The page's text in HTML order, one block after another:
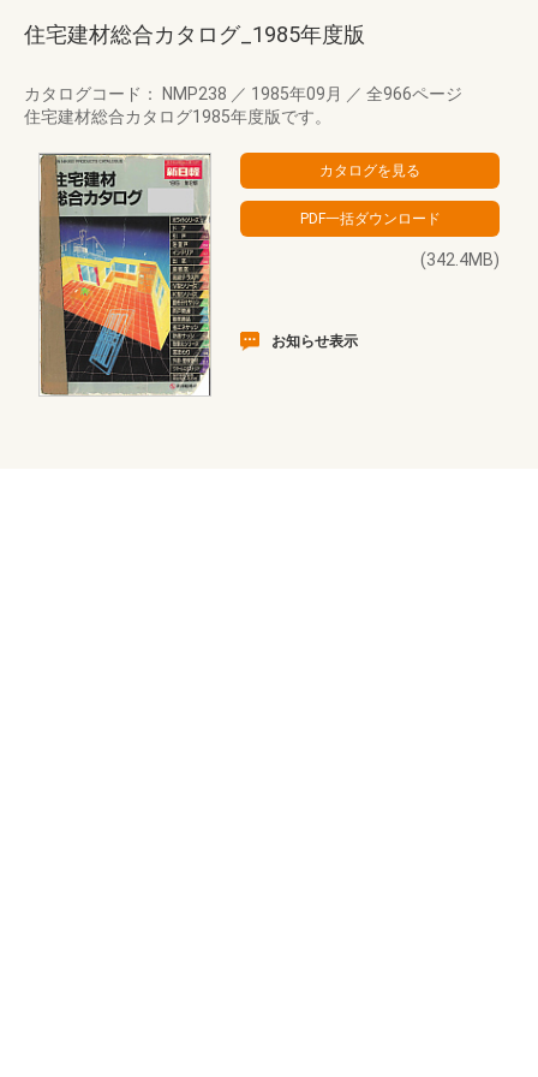
住宅建材総合カタログ_1985年度版
カタログコード： NMP238 ／ 1985年09月 ／ 全966ページ
住宅建材総合カタログ1985年度版です。
(342.4MB)
お知らせ表示